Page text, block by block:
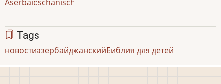
Aserbaidschanisch
Tags
новостиазербайджанскийБиблия для детей